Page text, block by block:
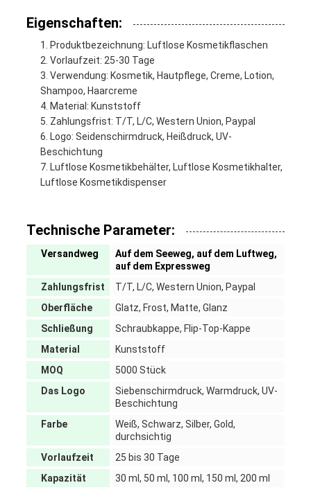
PRIVACY
POLICY
Eigenschaften:
Produktbezeichnung: Luftlose Kosmetikflaschen
Vorlaufzeit: 25-30 Tage
Verwendung: Kosmetik, Hautpflege, Creme, Lotion,
Shampoo, Haarcreme
Material: Kunststoff
Zahlungsfrist: T/T, L/C, Western Union, Paypal
Logo: Seidenschirmdruck, Heißdruck, UV-
Beschichtung
Luftlose Kosmetikbehälter, Luftlose Kosmetikhalter,
Luftlose Kosmetikdispenser
Technische Parameter:
Versandweg
Auf dem Seeweg, auf dem Luftweg,
auf dem Expressweg
Zahlungsfrist
T/T, L/C, Western Union, Paypal
Oberfläche
Glatz, Frost, Matte, Glanz
Schließung
Schraubkappe, Flip-Top-Kappe
Material
Kunststoff
MOQ
5000 Stück
Das Logo
Siebenschirmdruck, Warmdruck, UV-
Beschichtung
Farbe
Weiß, Schwarz, Silber, Gold,
durchsichtig
Vorlaufzeit
25 bis 30 Tage
Kapazität
30 ml, 50 ml, 100 ml, 150 ml, 200 ml